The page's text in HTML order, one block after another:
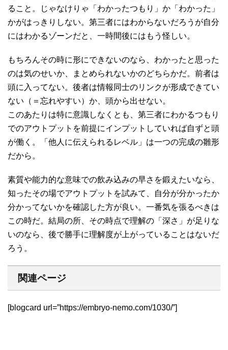
ること。じゃなけりゃ「わかったつもり」か「わかった」
かがはっきりしない。第三者にはわからないだろうが自分
にはわかるゾーンだと、一時間後にはもう怪しい。
もちろんその時に形にできないのなら、わかったと思った
のは気のせいか、まとめられないかのどちらかだ。前者は
頭に入ってない。後者は情報同士のリンクが形成できてい
ない（＝忘れやすい）か、頭から出せない。
このあたりは特に意識しなくとも、第三者にわかるつもり
でのアウトプットを前提にインプットしていれば自ずと頭
が働く。「他人に伝えられるレベル」は一つの完成の雛形
だから。
素質や能力的な意味での飲み込みの早さを鍛えたいなら、
知ったその場でアウトプットを試みて、自分が分かったか
分かってないかを確認した方が良い。一番気を張るべきは
この時だ。結局の所、その時点で理解の「深さ」が足りな
いのなら、後で勝手に理解度が上がっていることはないだ
ろう。
関連ページ
[blogcard url=”https://embryo-nemo.com/1030/”]